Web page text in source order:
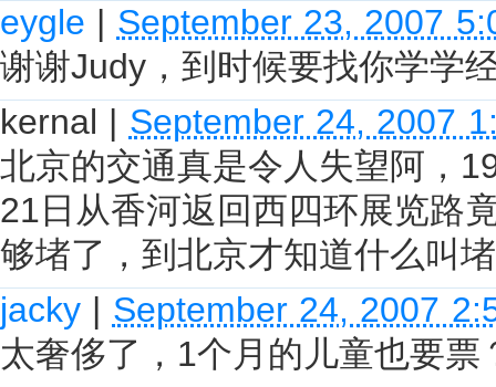
eygle | September 23, 2007
谢谢Judy，到时候要找你学学
kernal | September 24, 2007
北京的交通真是令人失望阿，
21日从香河返回西四环展览路
够堵了，到北京才知道什么叫
jacky | September 24, 2007
太奢侈了，1个月的儿童也要票